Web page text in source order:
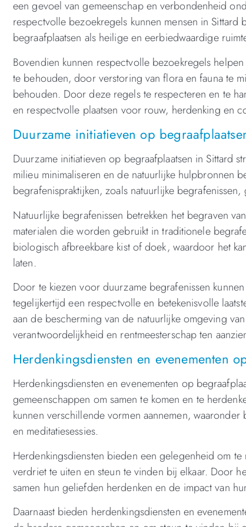
een gevoel van gemeenschap en verbondenheid
respectvolle bezoekregels kunnen mensen in
begraafplaatsen als heilige en eerbiedwaardige
Bovendien kunnen respectvolle bezoekregels
te behouden, door verstoring van flora en fauna te
behouden. Door deze regels te respecteren en te
en respectvolle plaatsen voor rouw, herdenking en
Duurzame initiatieven op
Duurzame initiatieven op begraafplaatsen in Sittard
milieu minimaliseren en de natuurlijke hulpbronnen
begrafenispraktijken, zoals natuurlijke
Natuurlijke begrafenissen betrekken het begraven
materialen die worden gebruikt in traditionele
biologisch afbreekbare kist of doek, waardoor het
laten.
Door te kiezen voor duurzame begrafenissen
tegelijkertijd een respectvolle en betekenisvolle
aan de bescherming van de natuurlijke omgeving
verantwoordelijkheid en rentmeesterschap ten
Herdenkingsdiensten en evenementen
Herdenkingsdiensten en evenementen op
gemeenschappen om samen te komen en te
kunnen verschillende vormen aannemen,
en meditatiesessies.
Herdenkingsdiensten bieden een gelegenheid om
verdriet te uiten en steun te vinden bij elkaar. Door
samen hun geliefden herdenken en de impact van
Daarnaast bieden herdenkingsdiensten en